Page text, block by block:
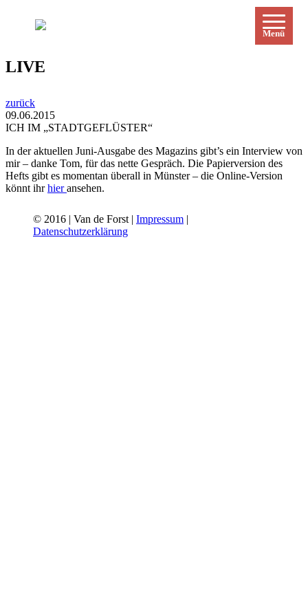
LIVE
zurück
09.06.2015
ICH IM „STADTGEFLÜSTER“
In der aktuellen Juni-Ausgabe des Magazins gibt’s ein Interview von
mir – danke Tom, für das nette Gespräch. Die Papierversion des
Hefts gibt es momentan überall in Münster – die Online-Version
könnt ihrhieransehen.
© 2016 | Van de Forst | Impressum |
Datenschutzerklärung
Menü